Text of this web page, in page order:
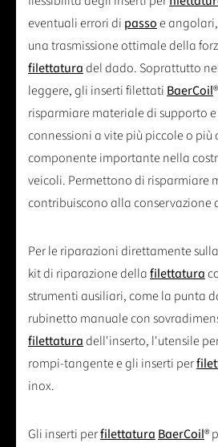
eventuali errori di passoe
una trasmissione ottimale della
filettaturadel dado. Soprattutto
leggere, gli inserti filettati BaerCoil
risparmiare materiale di supporto
connessioni a vite più piccole o più
componente importante nella
veicoli. Permettono di risparmiare
contribuiscono alla conservazione
Per le riparazioni direttamente sulla
kit di riparazione dellafilettatura
strumenti ausiliari, come la punta
rubinetto manuale con
filettaturadell'inserto, l'utensile
rompi-tangente e gli inserti per
inox.
Gli inserti perfilettatura BaerCoil®